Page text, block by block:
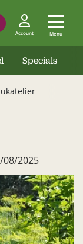
Account Menu
Specials
08/2025